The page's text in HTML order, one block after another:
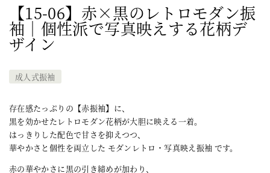
【15-06】赤×黒のレトロモダン振
袖｜個性派で写真映えする花柄デ
ザイン
成人式振袖
存在感たっぷりの【赤振袖】に、
黒を効かせたレトロモダン花柄が大胆に映える一着。
はっきりした配色で甘さを抑えつつ、
華やかさと個性を両立した モダンレトロ・写真映え振袖 です。
赤の華やかさに黒の引き締めが加わり、